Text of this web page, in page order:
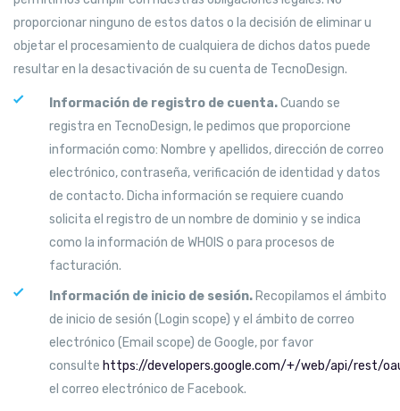
proporcionar ninguno de estos datos o la decisión de eliminar u
objetar el procesamiento de cualquiera de dichos datos puede
resultar en la desactivación de su cuenta de TecnoDesign.
Información de registro de cuenta.Cuando se
registra en TecnoDesign, le pedimos que proporcione
información como: Nombre y apellidos, dirección de correo
electrónico, contraseña, verificación de identidad y datos
de contacto. Dicha información se requiere cuando
solicita el registro de un nombre de dominio y se indica
como la información de WHOIS o para procesos de
facturación.
Información de inicio de sesión. Recopilamos el ámbito
de inicio de sesión (Login scope) y el ámbito de correo
electrónico (Email scope) de Google, por favor
consulte https://developers.google.com/+/web/api/rest/
el correo electrónico de Facebook.